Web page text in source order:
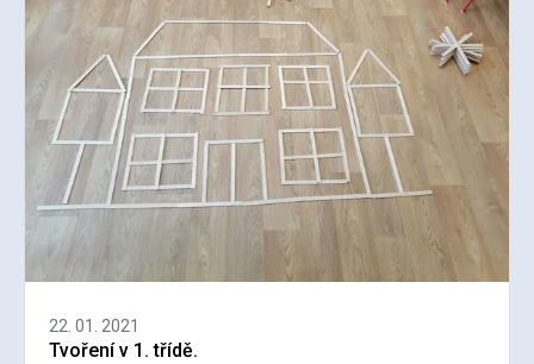
22. 01. 2021
Tvoření v 1. třídě.